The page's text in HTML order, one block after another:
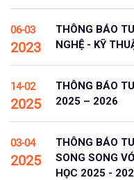
06-03
2023
THÔNG BÁO
NGHỆ - KỸ
14-02
2025
THÔNG BÁO
2025 – 2026
03-04
2025
THÔNG BÁO
SONG SONG
HỌC 2025 -